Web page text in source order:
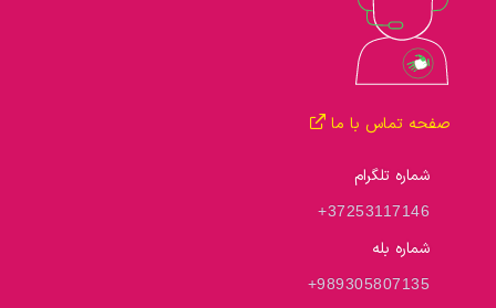
صفحه تماس با ما
شماره تلگرام
+37253117146
شماره بله
+989305807135